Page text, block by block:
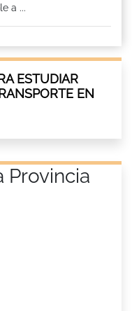
a ...
ESTUDIAR
EN
Provincia